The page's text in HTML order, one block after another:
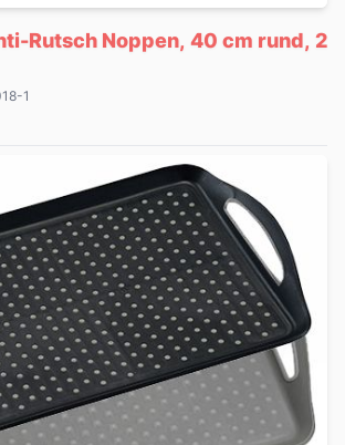
Rutsch Noppen, 40 cm rund, 2
1